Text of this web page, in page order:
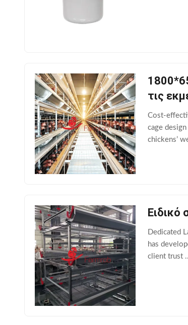
τις
Cost-
cage
chickens’
Ειδικό
Dedicated
has
client trust